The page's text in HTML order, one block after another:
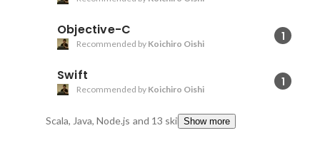
Objective-C 1
Recommended by Koichiro Oishi
Swift 1
Recommended by Koichiro Oishi
Scala, Java, Node.js and 13 skillsShow more